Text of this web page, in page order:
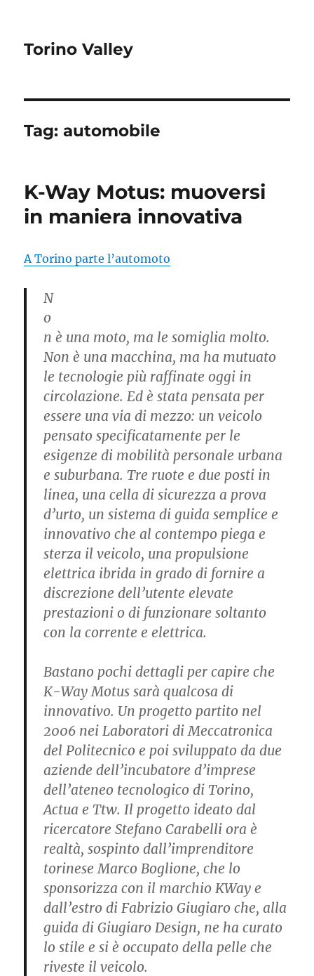
Torino Valley
Tag:automobile
K-Way Motus: muoversi
in maniera innovativa
A Torino parte l’automoto
N
o
n è una moto, ma le somiglia molto.
Non è una macchina, ma ha mutuato
le tecnologie più raffinate oggi in
circolazione. Ed è stata pensata per
essere una via di mezzo: un veicolo
pensato specificatamente per le
esigenze di mobilità personale urbana
e suburbana. Tre ruote e due posti in
linea, una cella di sicurezza a prova
d’urto, un sistema di guida semplice e
innovativo che al contempo piega e
sterza il veicolo, una propulsione
elettrica ibrida in grado di fornire a
discrezione dell’utente elevate
prestazioni o di funzionare soltanto
con la corrente e elettrica.
Bastano pochi dettagli per capire che
K-Way Motus sarà qualcosa di
innovativo. Un progetto partito nel
2006 nei Laboratori di Meccatronica
del Politecnico e poi sviluppato da due
aziende dell’incubatore d’imprese
dell’ateneo tecnologico di Torino,
Actua e Ttw. Il progetto ideato dal
ricercatore Stefano Carabelli ora è
realtà, sospinto dall’imprenditore
torinese Marco Boglione, che lo
sponsorizza con il marchio KWay e
dall’estro di Fabrizio Giugiaro che, alla
guida di Giugiaro Design, ne ha curato
lo stile e si è occupato della pelle che
riveste il veicolo.